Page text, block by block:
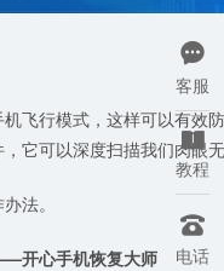
飞行模式，这样可以有效
它可以深度扫描我们肉眼
法。
开心手机恢复大师

客服

教程

电话